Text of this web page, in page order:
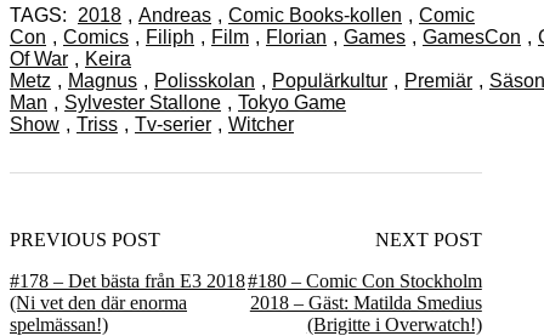
TAGS: 2018 , Andreas , Comic Books-kollen , Comic
Con , Comics , Filiph , Film , Florian , Games , GamesCon ,
Of War , Keira
Metz , Magnus , Polisskolan , Populärkultur , Premiär ,
Man , Sylvester Stallone , Tokyo Game
Show , Triss , Tv-serier , Witcher
PREVIOUS POST
#178 – Det bästa från E3 2018
(Ni vet den där enorma
spelmässan!)
NEXT POST
#180 – Comic Con Stockholm
2018 – Gäst: Matilda Smedius
(Brigitte i Overwatch!)